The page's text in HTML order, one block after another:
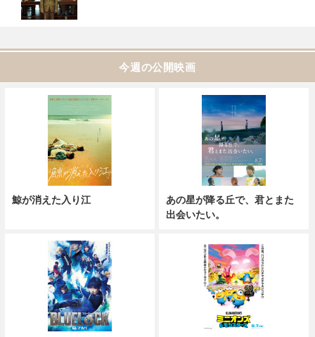
今週の公開映画
鯨が消えた入り江
あの星が降る丘で、君とまた
出会いたい。